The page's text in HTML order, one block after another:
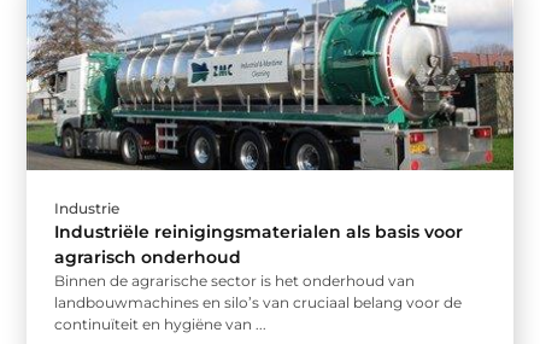
Industrie
Industriële reinigingsmaterialen als basis voor
agrarisch onderhoud
Binnen de agrarische sector is het onderhoud van
landbouwmachines en silo’s van cruciaal belang voor de
continuïteit en hygiëne van ...